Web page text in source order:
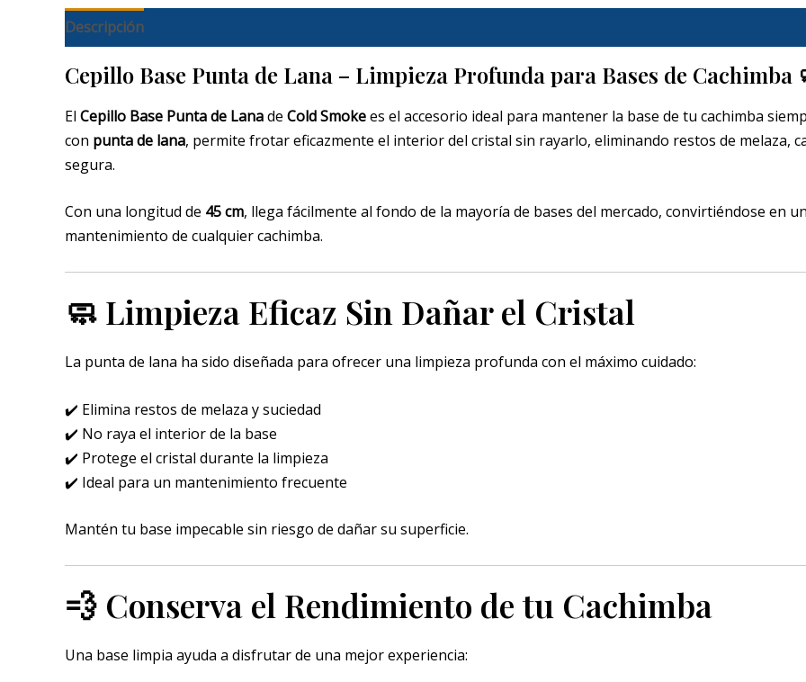
Descripción
Cepillo Base Punta de Lana – Limpieza Profunda para Bases de Cachimba
El Cepillo Base Punta de Lanade Cold Smokees el accesorio ideal para mantener la base de tu cachimba
con punta de lana, permite frotar eficazmente el interior del cristal sin rayarlo, eliminando restos de melaza,
segura.
Con una longitud de 45 cm, llega fácilmente al fondo de la mayoría de bases del mercado, convirtiéndose en
mantenimiento de cualquier cachimba.
🧼 Limpieza Eficaz Sin Dañar el Cristal
La punta de lana ha sido diseñada para ofrecer una limpieza profunda con el máximo cuidado:
✔️ Elimina restos de melaza y suciedad
✔️ No raya el interior de la base
✔️ Protege el cristal durante la limpieza
✔️ Ideal para un mantenimiento frecuente
Mantén tu base impecable sin riesgo de dañar su superficie.
💨 Conserva el Rendimiento de tu Cachimba
Una base limpia ayuda a disfrutar de una mejor experiencia: